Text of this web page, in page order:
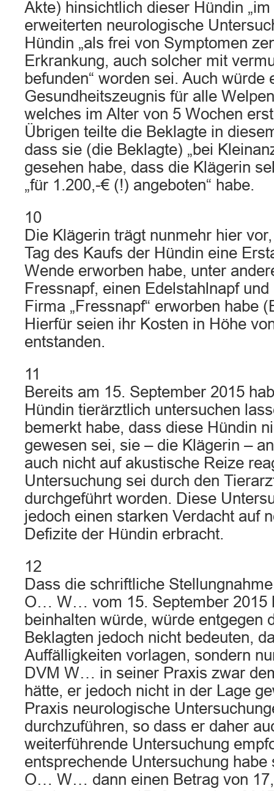
Akte) hinsichtlich dieser Hündin
erweiterten neurologische
Hündin „als frei von Symptomen
Erkrankung, auch solcher mit
befunden“ worden sei. Auch würde
Gesundheitszeugnis für alle
welches im Alter von 5 Wochen
Übrigen teilte die Beklagte in
dass sie (die Beklagte) „bei
gesehen habe, dass die Klägerin
„für 1.200,-€ (!) angeboten“ habe.
10
Die Klägerin trägt nunmehr hier
Tag des Kaufs der Hündin eine
Wende erworben habe, unter
Fressnapf, einen Edelstahlnapf
Firma „Fressnapf“ erworben habe
Hierfür seien ihr Kosten in Höhe
entstanden.
11
Bereits am 15. September 2015
Hündin tierärztlich untersuchen
bemerkt habe, dass diese Hündin
gewesen sei, sie – die Klägerin –
auch nicht auf akustische Reize
Untersuchung sei durch den
durchgeführt worden. Diese
jedoch einen starken Verdacht auf
Defizite der Hündin erbracht.
12
Dass die schriftliche
O… W… vom 15. September 2015
beinhalten würde, würde entgegen
Beklagten jedoch nicht bedeuten,
Auffälligkeiten vorlagen, sondern
DVM W… in seiner Praxis zwar
hätte, er jedoch nicht in der Lage
Praxis neurologische
durchzuführen, so dass er daher
weiterführende Untersuchung
entsprechende Untersuchung habe
O… W… dann einen Betrag von